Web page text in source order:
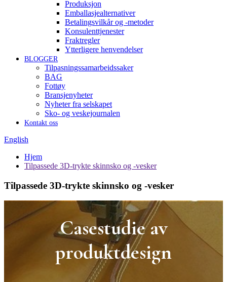
Produksjon
Emballasjealternativer
Betalingsvilkår og -metoder
Konsulenttjenester
Fraktregler
Ytterligere henvendelser
BLOGGER
Tilpasningssamarbeidssaker
BAG
Fottøy
Bransjenyheter
Nyheter fra selskapet
Sko- og veskejournalen
Kontakt oss
English
Hjem
Tilpassede 3D-trykte skinnsko og -vesker
Tilpassede 3D-trykte skinnsko og -vesker
Casestudie av
produktdesign